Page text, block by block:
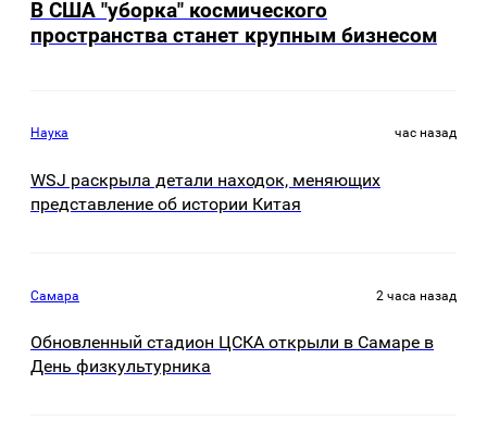
В США "уборка" космического
пространства станет крупным бизнесом
Наука час назад
WSJ раскрыла детали находок, меняющих
представление об истории Китая
Самара 2 часа назад
Обновленный стадион ЦСКА открыли в Самаре в
День физкультурника